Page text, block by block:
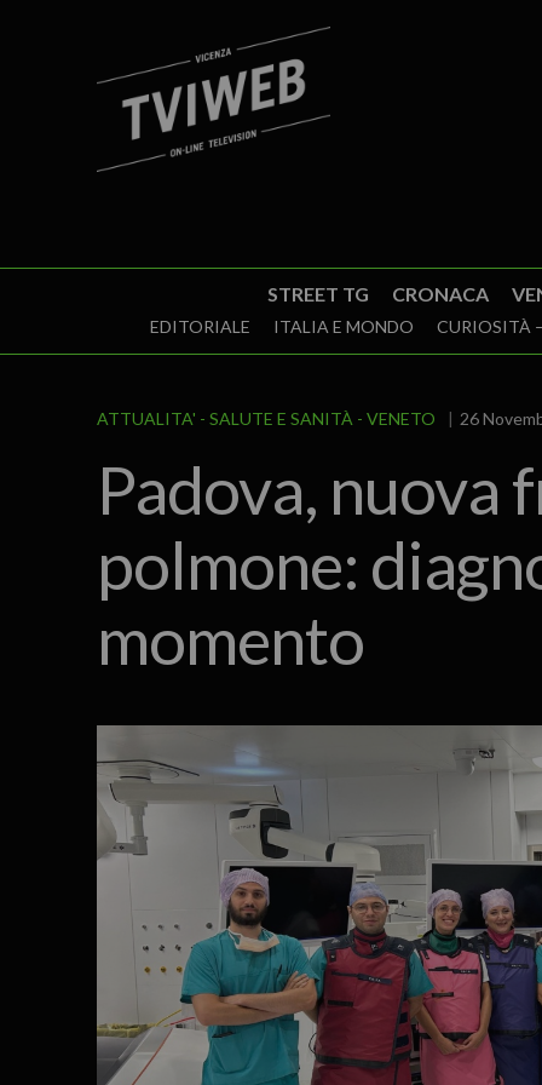
STREET TG CRONACA
EDITORIALE ITALIA E MONDO CURIOSITÀ
ATTUALITA' SALUTE E SANITÀ VENETO 26
Padova, nuova
polmone:
momento